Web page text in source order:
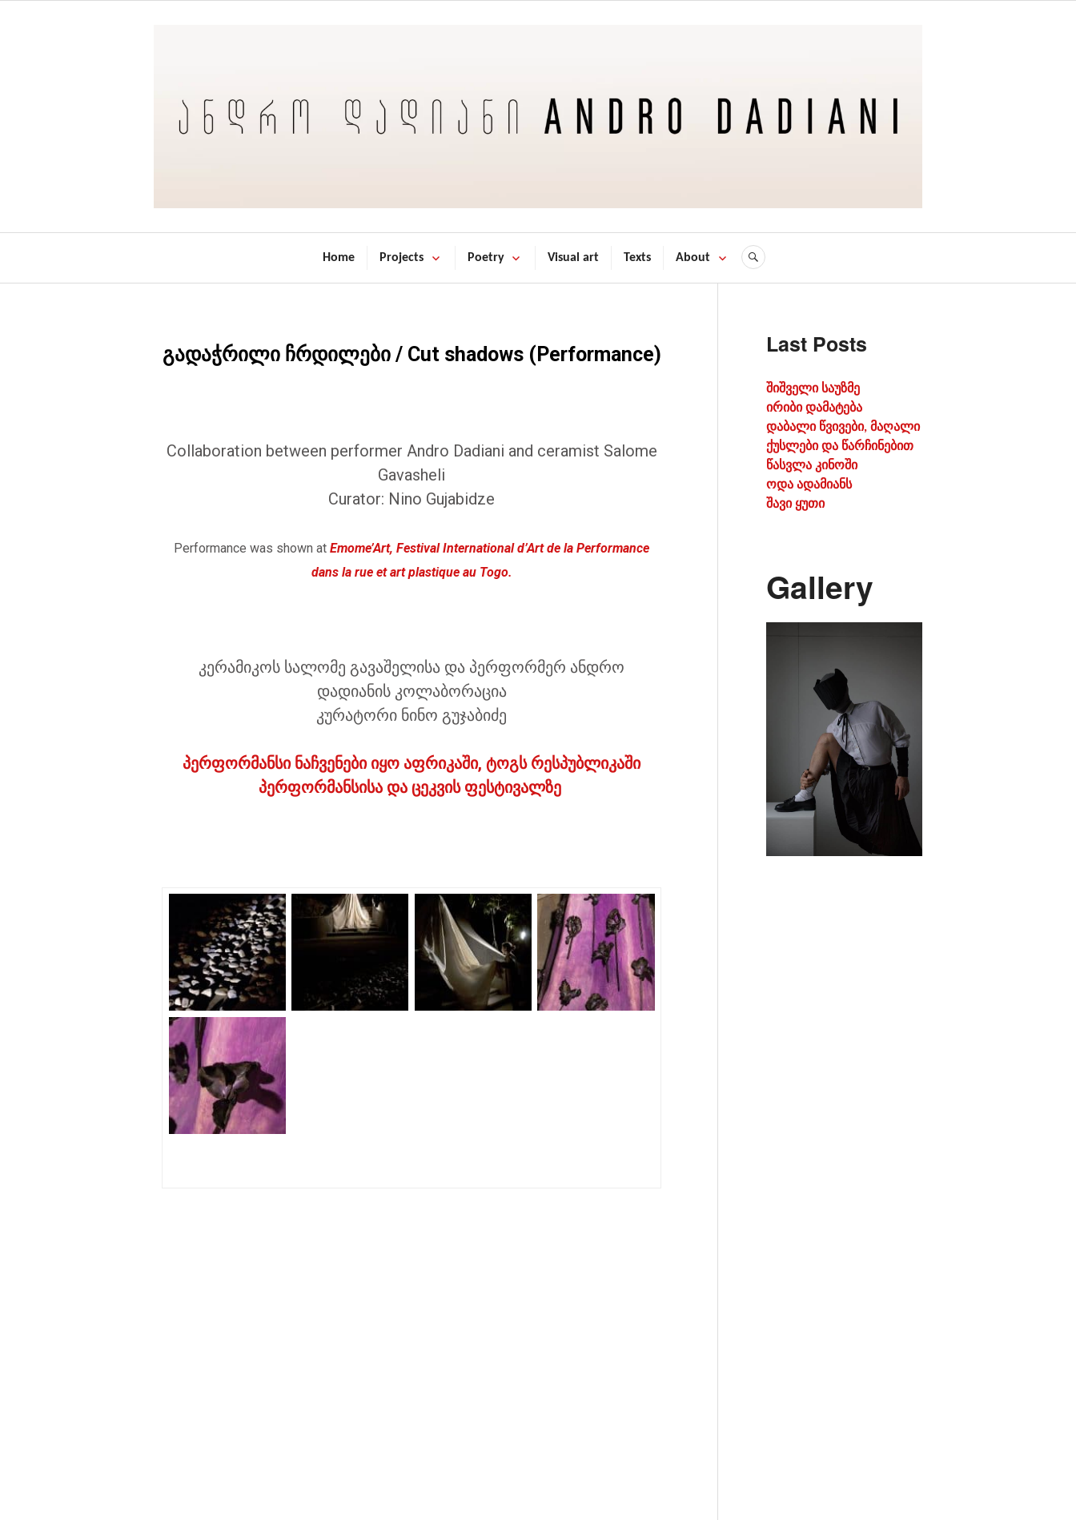
Home Projects Poetry Visual art Texts About
გადაჭრილი ჩრდილები / Cut shadows (Performance)
Collaboration between performer Andro Dadiani and ceramist Salome
Gavasheli
Curator: Nino Gujabidze
Performance was shown at Emome’Art, Festival International d’Art de la Performance
dans la rue et art plastique au Togo.
კერამიკოს სალომე გავაშელისა და პერფორმერ ანდრო
დადიანის კოლაბორაცია
კურატორი ნინო გუჯაბიძე
პერფორმანსი ნაჩვენები იყო აფრიკაში, ტოგს რესპუბლიკაში
პერფორმანსისა და ცეკვის ფესტივალზე
Last Posts
შიშველი საუზმე
ირიბი დამატება
დაბალი წვივები, მაღალი
ქუსლები და წარჩინებით
წასვლა კინოში
ოდა ადამიანს
შავი ყუთი
Gallery